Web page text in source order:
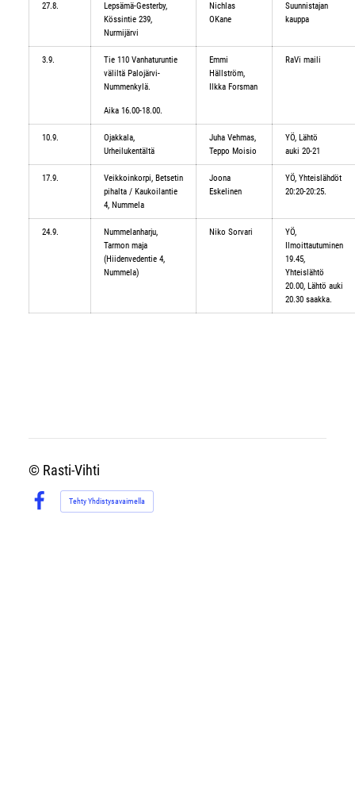
27.8.
Lepsämä-Gesterby,
Kössintie 239,
Nurmijärvi
Nichlas
OKane
Suunnistajan
kauppa
3.9.
Tie 110 Vanhaturuntie
väliltä Palojärvi-
Nummenkylä.
Aika 16.00-18.00.
Emmi
Hällström,
Ilkka Forsman
RaVi maili
10.9.
Ojakkala,
Urheilukentältä
Juha Vehmas,
Teppo Moisio
YÖ, Lähtö
auki 20-21
17.9.
Veikkoinkorpi, Betsetin
pihalta / Kaukoilantie
4, Nummela
Joona
Eskelinen
YÖ, Yhteislähdöt
20:20-20:25.
24.9.
Nummelanharju,
Tarmon maja
(Hiidenvedentie 4,
Nummela)
Niko Sorvari
YÖ,
Ilmoittautuminen
19.45,
Yhteislähtö
20.00, Lähtö auki
20.30 saakka.
© Rasti-Vihti
Facebook
Tehty Yhdistysavaimella